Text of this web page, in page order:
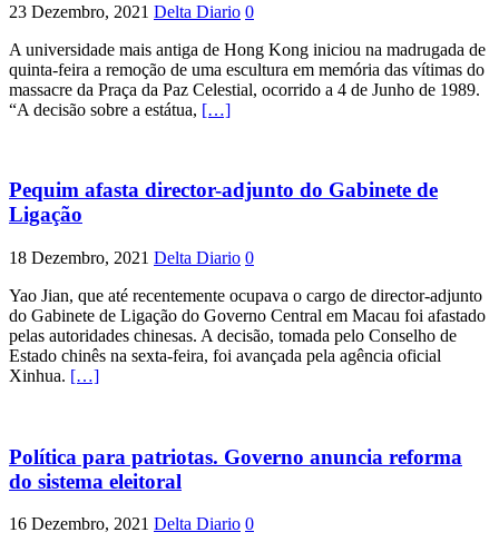
23 Dezembro, 2021 Delta Diario 0
A universidade mais antiga de Hong Kong iniciou na madrugada de
quinta-feira a remoção de uma escultura em memória das vítimas do
massacre da Praça da Paz Celestial, ocorrido a 4 de Junho de 1989.
“A decisão sobre a estátua, […]
Pequim afasta director-adjunto do Gabinete de
Ligação
18 Dezembro, 2021 Delta Diario 0
Yao Jian, que até recentemente ocupava o cargo de director-adjunto
do Gabinete de Ligação do Governo Central em Macau foi afastado
pelas autoridades chinesas. A decisão, tomada pelo Conselho de
Estado chinês na sexta-feira, foi avançada pela agência oficial
Xinhua. […]
Política para patriotas. Governo anuncia reforma
do sistema eleitoral
16 Dezembro, 2021 Delta Diario 0